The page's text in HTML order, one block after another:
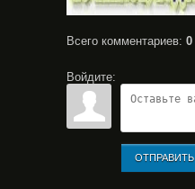
Всего комментариев: 0
Войдите:
ОТПРАВИТЬ